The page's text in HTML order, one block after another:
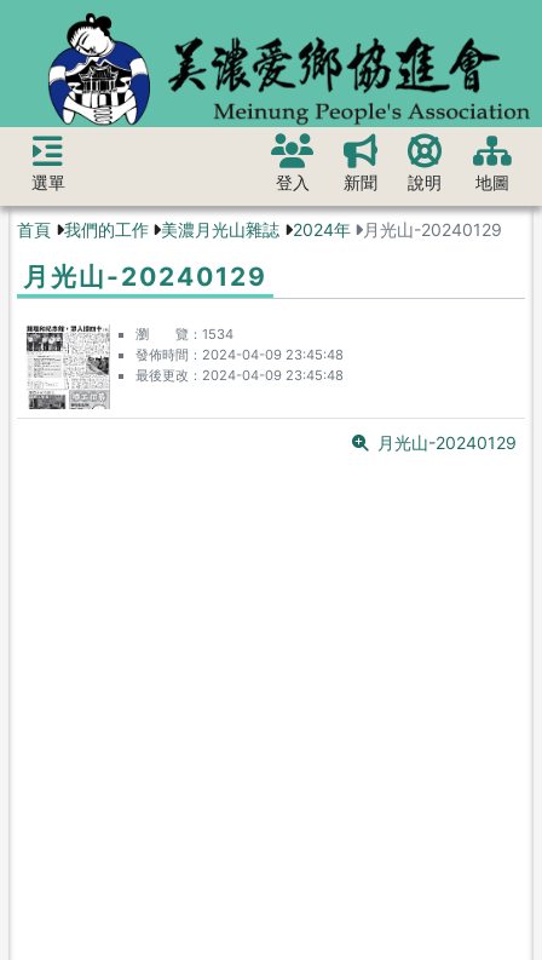
選單 登入 新聞 說明 地圖
首頁 我們的工作 美濃月光山雜誌 2024年 月光山-20240129
月光山-20240129
瀏 覽
1534
發佈時間
2024-04-09 23:45:48
最後更改
2024-04-09 23:45:48
月光山-20240129